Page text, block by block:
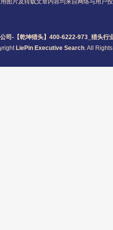
司 -【乾坤猎头】400-6222-973_ 猎头行
LiePin Executive Search. All
图片及转载文章内容均来自网络与用户